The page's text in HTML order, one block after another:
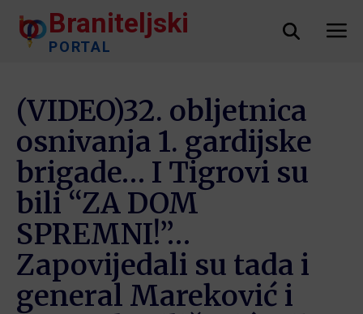
Braniteljski
PORTAL
(VIDEO)32. obljetnica
osnivanja 1. gardijske
brigade… I Tigrovi su
bili “ZA DOM
SPREMNI!”…
Zapovijedali su tada i
general Mareković i